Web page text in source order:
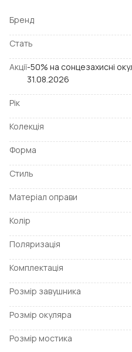
Бренд
Стать
Акції-50% на сонцезахисні
31.08.2026
Рік
Колекція
Форма
Стиль
Матеріал оправи
Колір
Поляризація
Комплектація
Розмір завушника
Розмір окуляра
Розмір мостика